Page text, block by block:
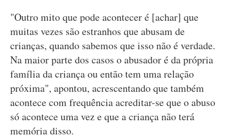
"Outro mito que pode acontecer é [achar] que
muitas vezes são estranhos que abusam de
crianças, quando sabemos que isso não é verdade.
Na maior parte dos casos o abusador é da própria
família da criança ou então tem uma relação
próxima", apontou, acrescentando que também
acontece com frequência acreditar-se que o abuso
só acontece uma vez e que a criança não terá
memória disso.